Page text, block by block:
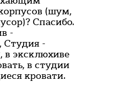
(шум,
Спасибо.
-
Студия -
эксклюхиве
в студии
кровати.